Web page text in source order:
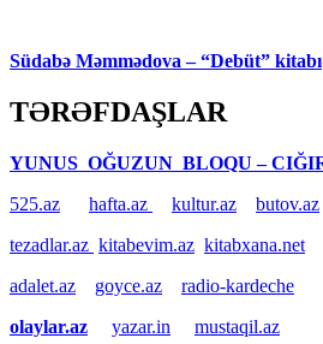
Südabə Məmmədova – “Debüt” kitabı
TƏRƏFDAŞLAR
YUNUS OĞUZUN BLOQU –
525.az
hafta.az kultur.az
butov.az
tezadlar.az kitabevim.az kitabxana.net
adalet.az
goyce.az
radio-kardeche
olaylar.az
yazar.in
mustaqil.az